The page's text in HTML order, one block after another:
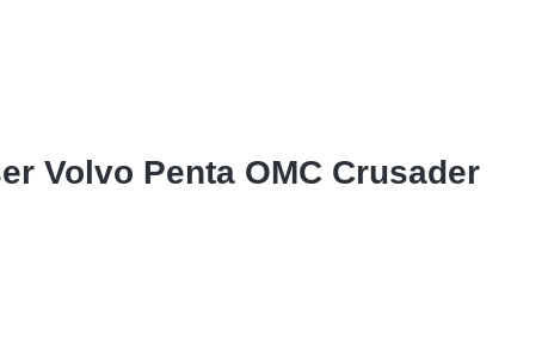
Volvo Penta OMC Crusader